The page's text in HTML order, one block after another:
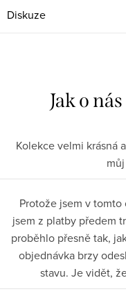
Diskuze
Kolekce velmi krásná
Protože jsem v
jsem z platby předem
proběhlo přesně tak,
objednávka brzy
stavu. Je vidět,